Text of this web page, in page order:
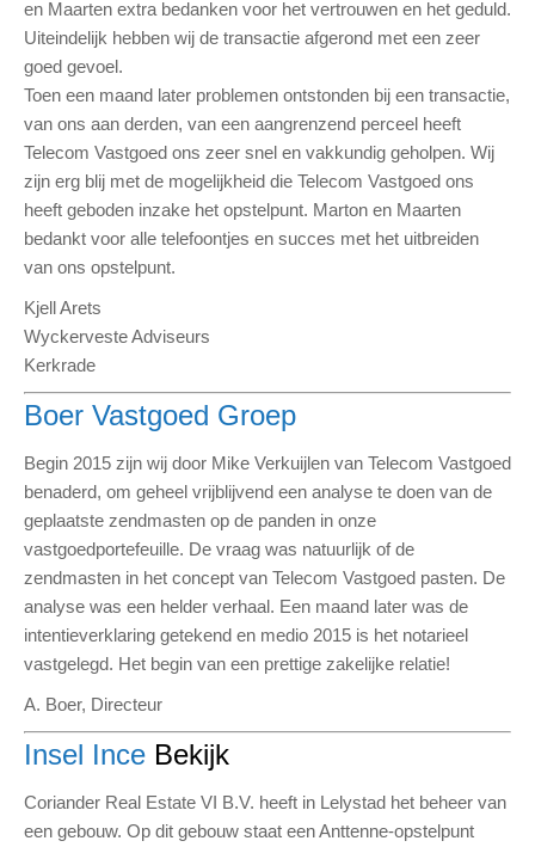
en Maarten extra bedanken voor het vertrouwen en het geduld.
Uiteindelijk hebben wij de transactie afgerond met een zeer
goed gevoel.
Toen een maand later problemen ontstonden bij een transactie,
van ons aan derden, van een aangrenzend perceel heeft
Telecom Vastgoed ons zeer snel en vakkundig geholpen. Wij
zijn erg blij met de mogelijkheid die Telecom Vastgoed ons
heeft geboden inzake het opstelpunt. Marton en Maarten
bedankt voor alle telefoontjes en succes met het uitbreiden
van ons opstelpunt.
Kjell Arets
Wyckerveste Adviseurs
Kerkrade
Boer Vastgoed Groep
Begin 2015 zijn wij door Mike Verkuijlen van Telecom Vastgoed
benaderd, om geheel vrijblijvend een analyse te doen van de
geplaatste zendmasten op de panden in onze
vastgoedportefeuille. De vraag was natuurlijk of de
zendmasten in het concept van Telecom Vastgoed pasten. De
analyse was een helder verhaal. Een maand later was de
intentieverklaring getekend en medio 2015 is het notarieel
vastgelegd. Het begin van een prettige zakelijke relatie!
A. Boer, Directeur
Insel Ince Bekijk
Coriander Real Estate VI B.V. heeft in Lelystad het beheer van
een gebouw. Op dit gebouw staat een Anttenne-opstelpunt